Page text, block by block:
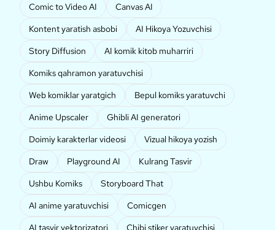
Comic to Video AI
Canvas AI
Kontent yaratish asbobi
AI Hikoya Yozuvchisi
Story Diffusion
AI komik kitob muharriri
Komiks qahramon yaratuvchisi
Web komiklar yaratgich
Bepul komiks yaratuvchi
Anime Upscaler
Ghibli AI generatori
Doimiy karakterlar videosi
Vizual hikoya yozish
Draw
Playground AI
Kulrang Tasvir
Ushbu Komiks
Storyboard That
AI anime yaratuvchisi
Comicgen